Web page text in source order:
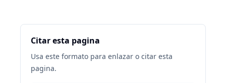
Citar esta pagina
Usa este formato para enlazar o citar esta
pagina.